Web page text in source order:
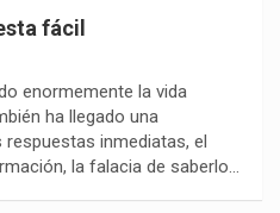
fácil
enormemente la vida
ha llegado una
respuestas inmediatas, el
la falacia de saberlo…